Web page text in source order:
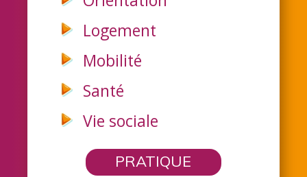
Logement
Mobilité
Santé
Vie sociale
PRATIQUE